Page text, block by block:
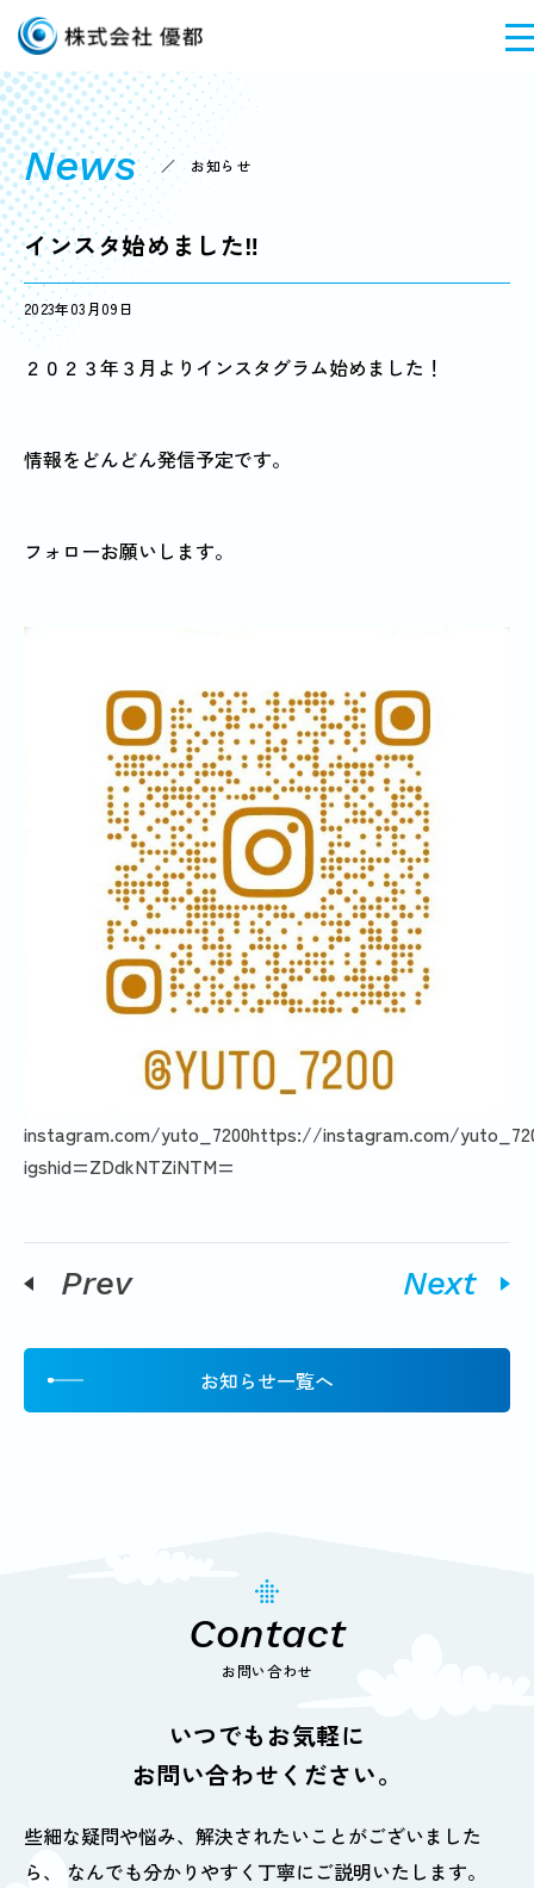
News ／ お知らせ
インスタ始めました‼
2023年03月09日
２０２３年３月よりインスタグラム始めました！
情報をどんどん発信予定です。
フォローお願いします。
instagram.com/yuto_7200https://instagram.com/
igshid=ZDdkNTZiNTM=
Prev Next
お知らせ一覧へ
Contact
お問い合わせ
いつでもお気軽に
お問い合わせください。
些細な疑問や悩み、解決されたいことがございました
ら、
なんでも分かりやすく丁寧にご説明いたします。